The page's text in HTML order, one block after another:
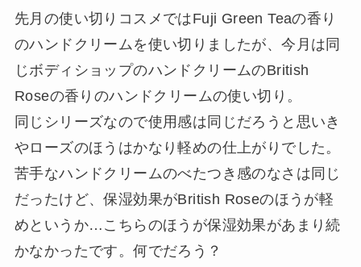
先月の使い切りコスメではFuji Green Teaの香り
のハンドクリームを使い切りましたが、今月は同
じボディショップのハンドクリームのBritish
Roseの香りのハンドクリームの使い切り。
同じシリーズなので使用感は同じだろうと思いき
やローズのほうはかなり軽めの仕上がりでした。
苦手なハンドクリームのべたつき感のなさは同じ
だったけど、保湿効果がBritish Roseのほうが軽
めというか…こちらのほうが保湿効果があまり続
かなかったです。何でだろう？